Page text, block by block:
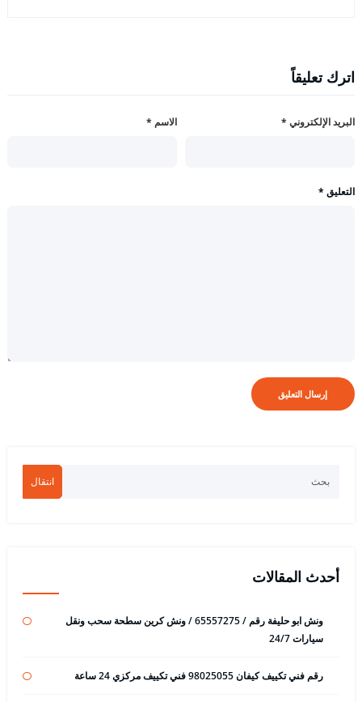
اترك تعليقاً
الاسم * البريد الإلكتروني *
التعليق *
انتقال
أحدث المقالات
ونش ابو حليفة رقم / 65557275 / ونش كرين سطحة سحب ونقل
سيارات 24/7
رقم فني تكييف كيفان 98025055 فني تكييف مركزي 24 ساعة